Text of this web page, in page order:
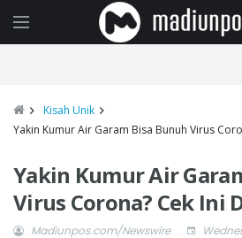
Kisah Unik
Yakin Kumur Air Garam Bisa Bunuh Virus
Yakin Kumur Air
Virus Corona? Cek Ini
Madiunpos.com/Newswire